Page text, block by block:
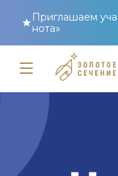
Приглашаем
нота»